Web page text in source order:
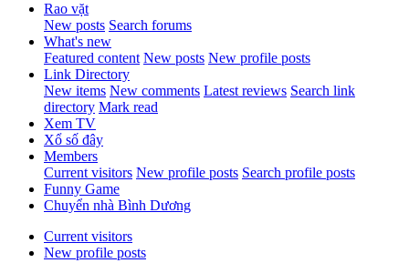
Rao vặt
New posts Search forums
What's new
Featured content New posts New profile posts
Link Directory
New items New comments Latest reviews Search link
directory Mark read
Xem TV
Xổ số đây
Members
Current visitors New profile posts Search profile posts
Funny Game
Chuyển nhà Bình Dương
Current visitors
New profile posts